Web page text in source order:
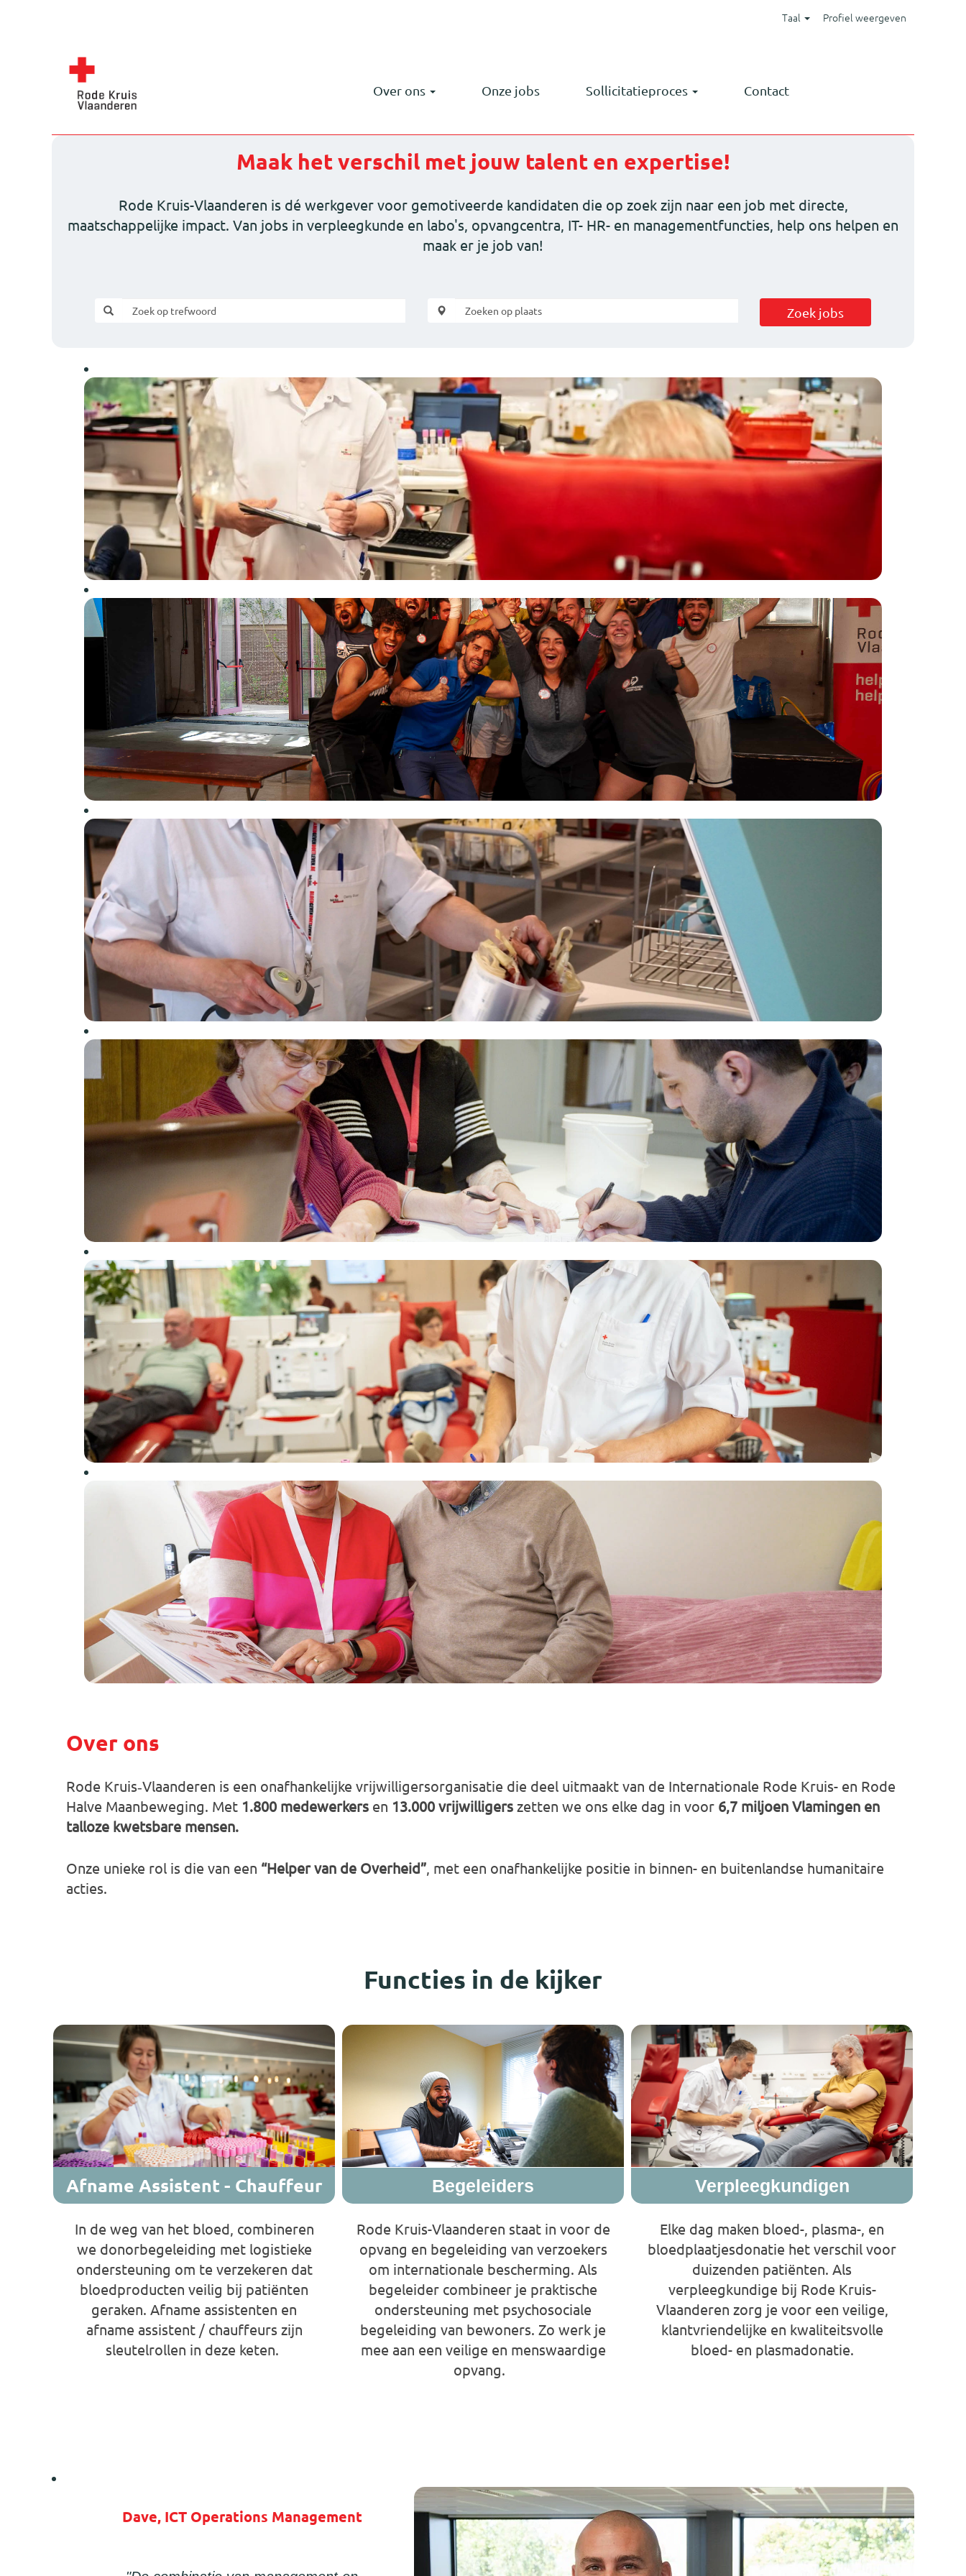
Taal Profiel weergeven
Over ons Onze jobs Sollicitatieproces Contact
Maak het verschil met jouw talent en expertise!
Rode Kruis-Vlaanderen is dé werkgever voor gemotiveerde kandidaten die op zoek zijn naar een job met directe,
maatschappelijke impact. Van jobs in verpleegkunde en labo's, opvangcentra, IT- HR- en managementfuncties, help ons helpen en
maak er je job van!
Zoek jobs
Over ons
Rode Kruis‑Vlaanderen is een onafhankelijke vrijwilligersorganisatie die deel uitmaakt van de Internationale Rode Kruis- en Rode
Halve Maanbeweging. Met 1.800 medewerkers en 13.000 vrijwilligers zetten we ons elke dag in voor 6,7 miljoen Vlamingen en
talloze kwetsbare mensen.
Onze unieke rol is die van een “Helper van de Overheid”, met een onafhankelijke positie in binnen- en buitenlandse humanitaire
acties.
Functies in de kijker
Afname Assistent - Chauffeur
In de weg van het bloed, combineren
we donorbegeleiding met logistieke
ondersteuning om te verzekeren dat
bloedproducten veilig bij patiënten
geraken. Afname assistenten en
afname assistent / chauffeurs zijn
sleutelrollen in deze keten.
Begeleiders
Rode Kruis-Vlaanderen staat in voor de
opvang en begeleiding van verzoekers
om internationale bescherming. Als
begeleider combineer je praktische
ondersteuning met psychosociale
begeleiding van bewoners. Zo werk je
mee aan een veilige en menswaardige
opvang.
Verpleegkundigen
Elke dag maken bloed-, plasma-, en
bloedplaatjesdonatie het verschil voor
duizenden patiënten. Als
verpleegkundige bij Rode Kruis-
Vlaanderen zorg je voor een veilige,
klantvriendelijke en kwaliteitsvolle
bloed- en plasmadonatie.
Dave, ICT Operations Management